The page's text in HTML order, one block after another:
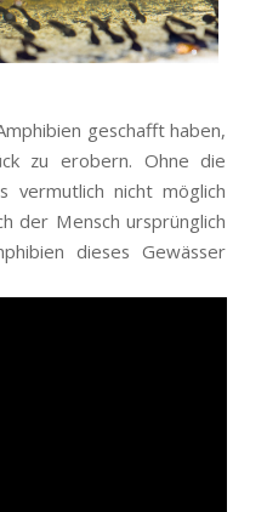
geschafft haben,
zu erobern. Ohne die
vermutlich nicht möglich
der Mensch ursprünglich
dieses Gewässer